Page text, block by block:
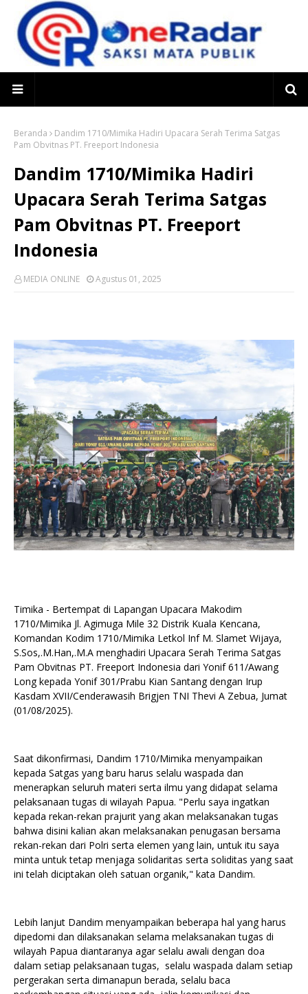
Beranda
Dandim 1710/Mimika Hadiri Upacara Serah Terima Satgas
Pam Obvitnas PT. Freeport Indonesia
Dandim 1710/Mimika Hadiri
Upacara Serah Terima Satgas
Pam Obvitnas PT. Freeport
Indonesia
MEDIA ONLINE Agustus 01, 2025
Timika - Bertempat di Lapangan Upacara Makodim
1710/Mimika Jl. Agimuga Mile 32 Distrik Kuala Kencana,
Komandan Kodim 1710/Mimika Letkol Inf M. Slamet Wijaya,
S.Sos,.M.Han,.M.A menghadiri Upacara Serah Terima Satgas
Pam Obvitnas PT. Freeport Indonesia dari Yonif 611/Awang
Long kepada Yonif 301/Prabu Kian Santang dengan Irup
Kasdam XVII/Cenderawasih Brigjen TNI Thevi A Zebua, Jumat
(01/08/2025).
Saat dikonfirmasi, Dandim 1710/Mimika menyampaikan
kepada Satgas yang baru harus selalu waspada dan
menerapkan seluruh materi serta ilmu yang didapat selama
pelaksanaan tugas di wilayah Papua. "Perlu saya ingatkan
kepada rekan-rekan prajurit yang akan melaksanakan tugas
bahwa disini kalian akan melaksanakan penugasan bersama
rekan-rekan dari Polri serta elemen yang lain, untuk itu saya
minta untuk tetap menjaga solidaritas serta soliditas yang saat
ini telah diciptakan oleh satuan organik," kata Dandim.
Lebih lanjut Dandim menyampaikan beberapa hal yang harus
dipedomi dan dilaksanakan selama melaksanakan tugas di
wilayah Papua diantaranya agar selalu awali dengan doa
dalam setiap pelaksanaan tugas, selalu waspada dalam setiap
pergerakan serta dimanapun berada, selalu baca